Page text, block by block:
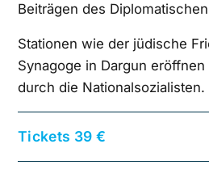
Beiträgen des
Stationen wie der jüdische
Synagoge in Dargun
durch die Nationalsozialisten.
Tickets 39 €